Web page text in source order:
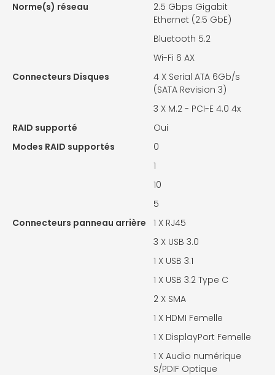
Norme(s) réseau
2.5 Gbps Gigabit
Ethernet (2.5 GbE)
Bluetooth 5.2
Wi-Fi 6 AX
Connecteurs Disques
4 X Serial ATA 6Gb/s
(SATA Revision 3)
3 X M.2 - PCI-E 4.0 4x
RAID supporté
Oui
Modes RAID supportés
0
1
10
5
Connecteurs panneau arrière
1 X RJ45
3 X USB 3.0
1 X USB 3.1
1 X USB 3.2 Type C
2 X SMA
1 X HDMI Femelle
1 X DisplayPort Femelle
1 X Audio numérique
S/PDIF Optique